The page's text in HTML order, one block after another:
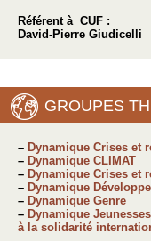
Référent à CUF :
David-Pierre Giudicelli
GROUPES
– Dynamique Crises et
– Dynamique CLIMAT
– Dynamique Crises et
– Dynamique
– Dynamique Genre
– Dynamique
à la solidarité